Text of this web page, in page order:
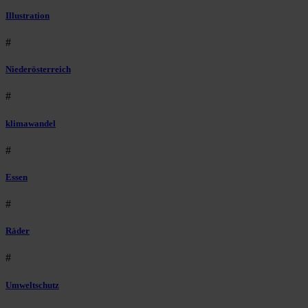
Illustration
#
Niederösterreich
#
klimawandel
#
Essen
#
Räder
#
Umweltschutz